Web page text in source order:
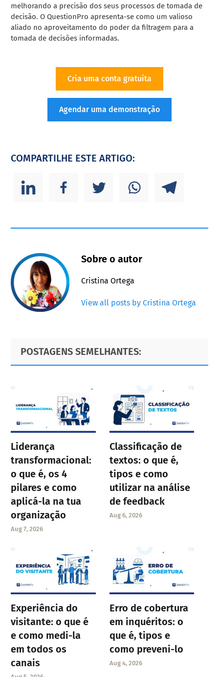
melhorando a precisão dos seus processos de tomada de
decisão. O QuestionPro apresenta-se como um valioso
aliado no aproveitamento do poder da filtragem para a
tomada de decisões informadas.
Cria uma conta gratuita
Agendar uma demonstração
COMPARTILHE ESTE ARTIGO:
Sobre o autor
Cristina Ortega
View all posts by Cristina Ortega
Primary
Sidebar
Footer
POSTAGENS SEMELHANTES:
Liderança
transformacional:
o que é, os 4
pilares e como
aplicá-la na tua
organização
Aug 7, 2026
Classificação de
textos: o que é,
tipos e como
utilizar na análise
de feedback
Aug 6, 2026
Experiência do
visitante: o que é
e como medi-la
em todos os
canais
Erro de cobertura
em inquéritos: o
que é, tipos e
como preveni-lo
Aug 4, 2026